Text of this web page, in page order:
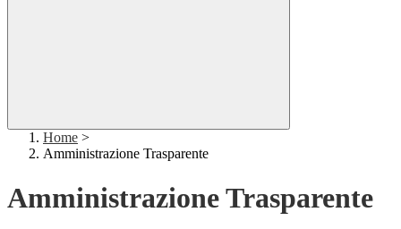
Home >
Amministrazione Trasparente
Amministrazione Trasparente